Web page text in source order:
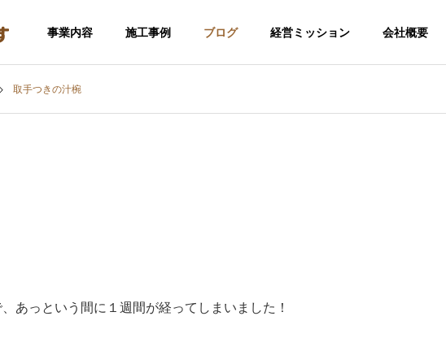
事業内容 施工事例 ブログ 経営ミッション 会社概要
取手つきの汁椀
あっという間に１週間が経ってしまいました！